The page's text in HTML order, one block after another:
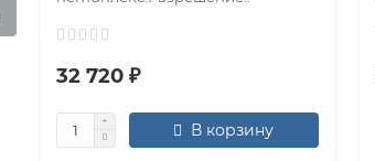
32 720 ₽
В корзину